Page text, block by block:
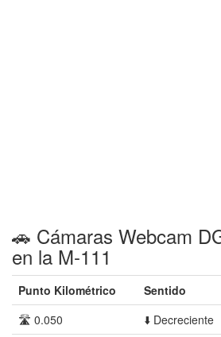
🚗 Cámaras Webcam
en la M-111
Punto Kilométrico Sentido
🛣️ 0.050
⬇️ Decreciente